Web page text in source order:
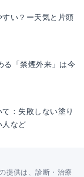
い？ー天気と片頭
る「禁煙外来」は今
：失敗しない塗り
人など
提供は、診断・治療